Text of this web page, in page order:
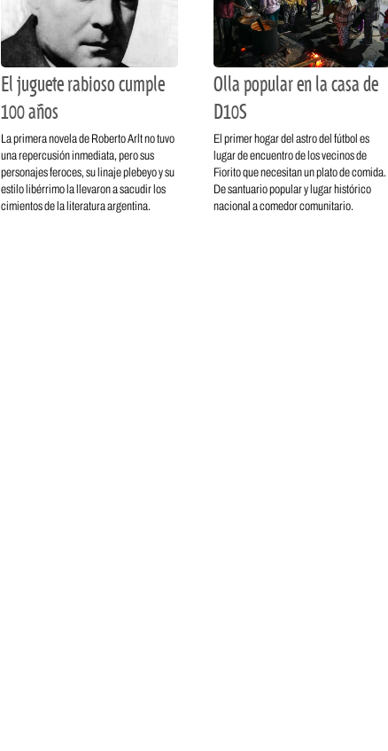
El juguete rabioso cumple
100 años
La primera novela de Roberto Arlt no tuvo
una repercusión inmediata, pero sus
personajes feroces, su linaje plebeyo y su
estilo libérrimo la llevaron a sacudir los
cimientos de la literatura argentina.
Olla popular en la casa de
D10S
El primer hogar del astro del fútbol es
lugar de encuentro de los vecinos de
Fiorito que necesitan un plato de comida.
De santuario popular y lugar histórico
nacional a comedor comunitario.